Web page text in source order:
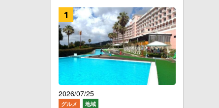
2026/07/25
グルメ 地域